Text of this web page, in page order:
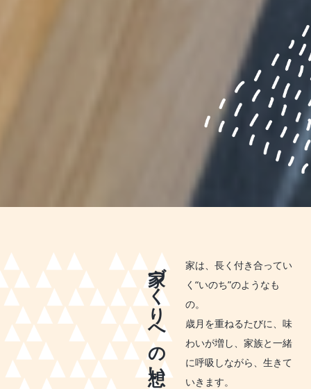
家づくりへの想い
家は、長く付き合ってい
く“いのち”のようなも
の。
歳月を重ねるたびに、味
わいが増し、家族と一緒
に呼吸しながら、生きて
いきます。